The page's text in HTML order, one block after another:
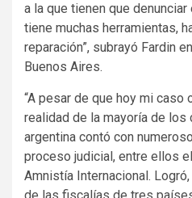
a la que tienen que
tiene muchas herramientas,
reparación”, subrayó Fardin
Buenos Aires.
“A pesar de que hoy mi caso
realidad de la mayoría de los
argentina contó con
proceso judicial, entre ellos
Amnistía Internacional.